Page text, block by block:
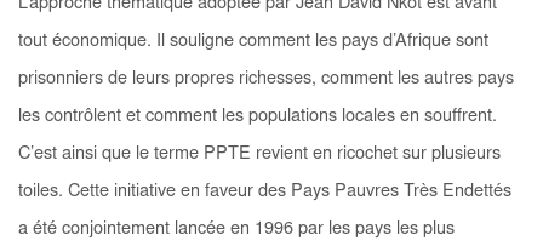
L’approche thématique adoptée par Jean David Nkot est avant
tout économique. Il souligne comment les pays d’Afrique sont
prisonniers de leurs propres richesses, comment les autres pays
les contrôlent et comment les populations locales en souffrent.
C’est ainsi que le terme PPTE revient en ricochet sur plusieurs
toiles. Cette initiative en faveur des Pays Pauvres Très Endettés
a été conjointement lancée en 1996 par les pays les plus